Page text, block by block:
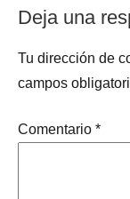
entradas
Deja una
Tu dirección de
campos
Comentario *